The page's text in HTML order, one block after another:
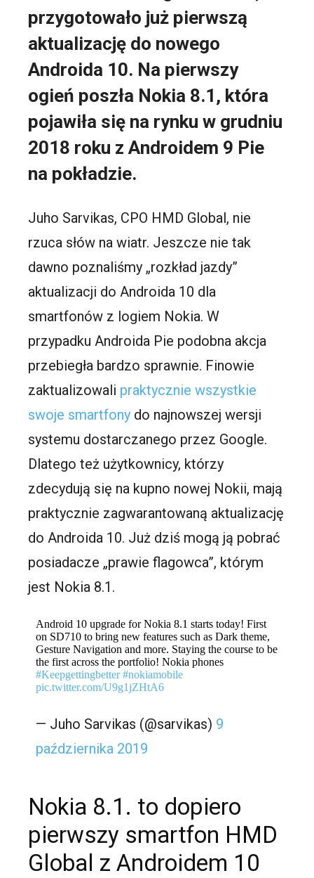
przygotowało już pierwszą
aktualizację do nowego
Androida 10. Na pierwszy
ogień poszła Nokia 8.1, która
pojawiła się na rynku w grudniu
2018 roku z Androidem 9 Pie
na pokładzie.
Juho Sarvikas, CPO HMD Global, nie
rzuca słów na wiatr. Jeszcze nie tak
dawno poznaliśmy „rozkład jazdy”
aktualizacji do Androida 10 dla
smartfonów z logiem Nokia. W
przypadku Androida Pie podobna akcja
przebiegła bardzo sprawnie. Finowie
zaktualizowali praktycznie wszystkie
swoje smartfony do najnowszej wersji
systemu dostarczanego przez Google.
Dlatego też użytkownicy, którzy
zdecydują się na kupno nowej Nokii, mają
praktycznie zagwarantowaną aktualizację
do Androida 10. Już dziś mogą ją pobrać
posiadacze „prawie flagowca”, którym
jest Nokia 8.1.
Android 10 upgrade for Nokia 8.1 starts today! First
on SD710 to bring new features such as Dark theme,
Gesture Navigation and more. Staying the course to be
the first across the portfolio! Nokia phones
#Keepgettingbetter #nokiamobile
pic.twitter.com/U9g1jZHtA6
— Juho Sarvikas (@sarvikas) 9
października 2019
Nokia 8.1. to dopiero
pierwszy smartfon HMD
Global z Androidem 10